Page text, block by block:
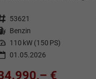
Fahrzeugnr. 53621
Kraftstoff Benzin
Leistung 110 kW (150 PS)
01.05.2026
€